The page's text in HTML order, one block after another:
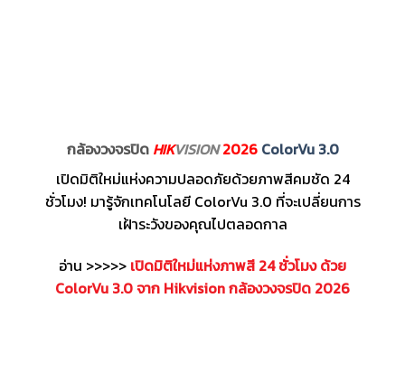
กล้องวงจรปิด HIKVISION 2026 ColorVu 3.0
เปิดมิติใหม่แห่งความปลอดภัยด้วยภาพสีคมชัด 24
ชั่วโมง! มารู้จักเทคโนโลยี ColorVu 3.0 ที่จะเปลี่ยนการ
เฝ้าระวังของคุณไปตลอดกาล
อ่าน >>>>> เปิดมิติใหม่แห่งภาพสี 24 ชั่วโมง ด้วย
ColorVu 3.0 จาก Hikvision กล้องวงจรปิด 2026